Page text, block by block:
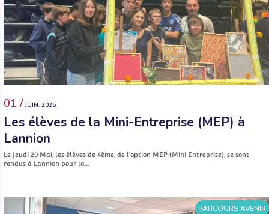
01 / JUIN. 2026
Les élèves de la Mini-Entreprise (MEP) à
Lannion
Le Jeudi 20 Mai, les élèves de 4ème, de l’option MEP (Mini Entreprise), se sont
rendus à Lannion pour la…
PARCOURS AVENIR